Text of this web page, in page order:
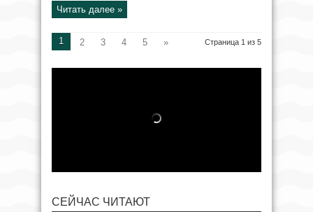
Читать далее »
Страница 1 из 5
1 2 3 4 5 »
СЕЙЧАС ЧИТАЮТ